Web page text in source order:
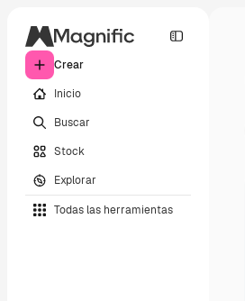
Crear
Inicio
Buscar
Stock
Explorar
Todas las herramientas